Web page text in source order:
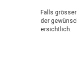
Falls
der
ersichtlich.